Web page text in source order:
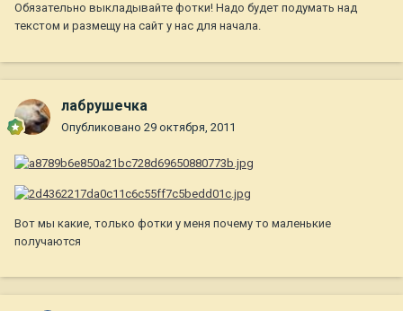
Обязательно выкладывайте фотки! Надо будет подумать над
текстом и размещу на сайт у нас для начала.
лабрушечка
Опубликовано 29 октября, 2011
Вот мы какие, только фотки у меня почему то маленькие
получаются